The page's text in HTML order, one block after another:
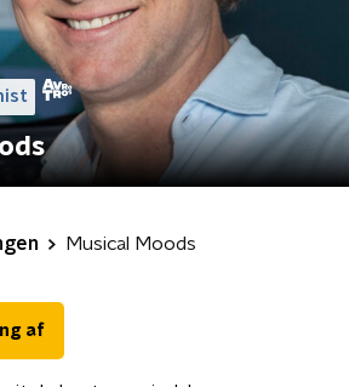
Musical Moods
af